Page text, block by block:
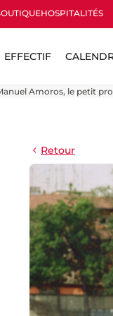
HOSPITALITÉS
EFFECTIF
Amoros, le petit
Retour